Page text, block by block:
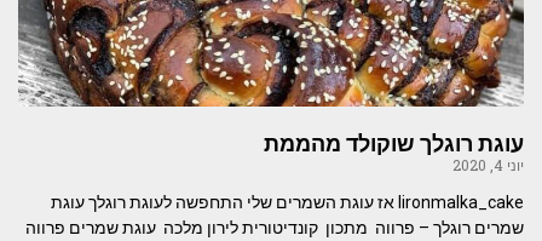
עוגת רוגלך שוקולד מהממת
יוני 4, 2020
lironmalka_cake אז עוגת השמרים שלי התחפשה לעוגת רוגלך עוגת
שמרים רוגלך – פרווה מתכון קונדיטורית לירון מלכה עוגת שמרים פרווה